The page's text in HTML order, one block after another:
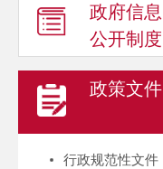
政府信息
公开制度
政策文件
行政规范性文件